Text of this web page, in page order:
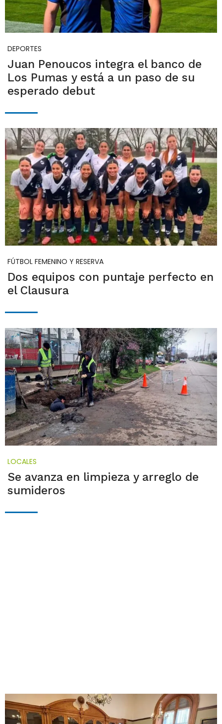
DEPORTES
Juan Penoucos integra el banco de
Los Pumas y está a un paso de su
esperado debut
FÚTBOL FEMENINO Y RESERVA
Dos equipos con puntaje perfecto en
el Clausura
LOCALES
Se avanza en limpieza y arreglo de
sumideros